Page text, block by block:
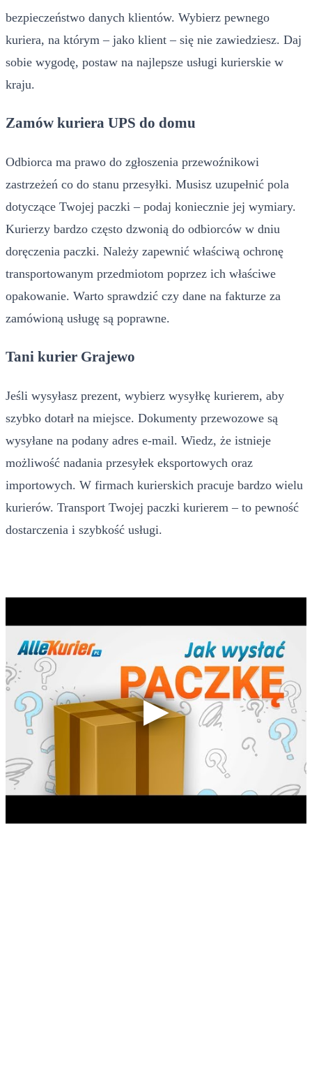
bezpieczeństwo danych klientów. Wybierz pewnego
kuriera, na którym – jako klient – się nie zawiedziesz. Daj
sobie wygodę, postaw na najlepsze usługi kurierskie w
kraju.
Zamów kuriera UPS do domu
Odbiorca ma prawo do zgłoszenia przewoźnikowi
zastrzeżeń co do stanu przesyłki. Musisz uzupełnić pola
dotyczące Twojej paczki – podaj koniecznie jej wymiary.
Kurierzy bardzo często dzwonią do odbiorców w dniu
doręczenia paczki. Należy zapewnić właściwą ochronę
transportowanym przedmiotom poprzez ich właściwe
opakowanie. Warto sprawdzić czy dane na fakturze za
zamówioną usługę są poprawne.
Tani kurier Grajewo
Jeśli wysyłasz prezent, wybierz wysyłkę kurierem, aby
szybko dotarł na miejsce. Dokumenty przewozowe są
wysyłane na podany adres e-mail. Wiedz, że istnieje
możliwość nadania przesyłek eksportowych oraz
importowych. W firmach kurierskich pracuje bardzo wielu
kurierów. Transport Twojej paczki kurierem – to pewność
dostarczenia i szybkość usługi.